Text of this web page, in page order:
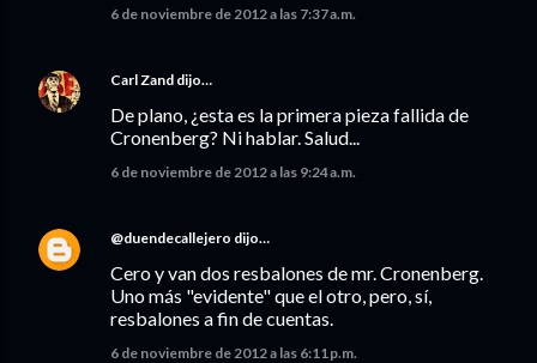
6 de noviembre de 2012 a las 7:37 a.m.
Carl Zand dijo…
De plano, ¿esta es la primera pieza fallida de
Cronenberg? Ni hablar. Salud...
6 de noviembre de 2012 a las 9:24 a.m.
@duendecallejero dijo…
Cero y van dos resbalones de mr. Cronenberg.
Uno más "evidente" que el otro, pero, sí,
resbalones a fin de cuentas.
6 de noviembre de 2012 a las 6:11 p.m.